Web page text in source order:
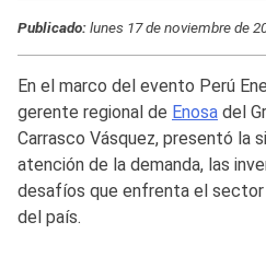
Publicado:lunes 17 de noviembre de
En el marco del evento Perú
gerente regional de Enosa del
Carrasco Vásquez, presentó la
atención de la demanda, las
desafíos que enfrenta el
del país.